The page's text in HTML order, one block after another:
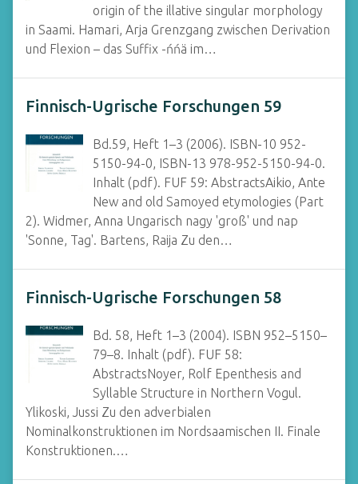
origin of the illative singular morphology
in Saami. Hamari, Arja Grenzgang zwischen Derivation
und Flexion – das Suffix -ńńä im…
Finnisch-Ugrische Forschungen 59
Bd.59, Heft 1–3 (2006). ISBN-10 952-
5150-94-0, ISBN-13 978-952-5150-94-0.
Inhalt (pdf). FUF 59: AbstractsAikio, Ante
New and old Samoyed etymologies (Part
2). Widmer, Anna Ungarisch nagy 'groß' und nap
'Sonne, Tag'. Bartens, Raija Zu den…
Finnisch-Ugrische Forschungen 58
Bd. 58, Heft 1–3 (2004). ISBN 952–5150–
79–8. Inhalt (pdf). FUF 58:
AbstractsNoyer, Rolf Epenthesis and
Syllable Structure in Northern Vogul.
Ylikoski, Jussi Zu den adverbialen
Nominalkonstruktionen im Nordsaamischen II. Finale
Konstruktionen.…